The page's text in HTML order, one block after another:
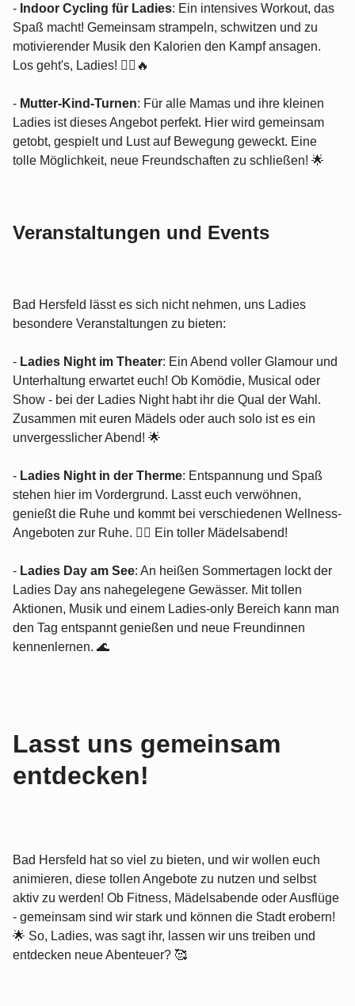
- Indoor Cycling für Ladies: Ein intensives Workout, das
Spaß macht! Gemeinsam strampeln, schwitzen und zu
motivierender Musik den Kalorien den Kampf ansagen.
Los geht's, Ladies! 🚴‍♀️🔥
- Mutter-Kind-Turnen: Für alle Mamas und ihre kleinen
Ladies ist dieses Angebot perfekt. Hier wird gemeinsam
getobt, gespielt und Lust auf Bewegung geweckt. Eine
tolle Möglichkeit, neue Freundschaften zu schließen! 🌟
Veranstaltungen und Events
Bad Hersfeld lässt es sich nicht nehmen, uns Ladies
besondere Veranstaltungen zu bieten:
- Ladies Night im Theater: Ein Abend voller Glamour und
Unterhaltung erwartet euch! Ob Komödie, Musical oder
Show - bei der Ladies Night habt ihr die Qual der Wahl.
Zusammen mit euren Mädels oder auch solo ist es ein
unvergesslicher Abend! 🌟
- Ladies Night in der Therme: Entspannung und Spaß
stehen hier im Vordergrund. Lasst euch verwöhnen,
genießt die Ruhe und kommt bei verschiedenen Wellness-
Angeboten zur Ruhe. 💆‍♀️ Ein toller Mädelsabend!
- Ladies Day am See: An heißen Sommertagen lockt der
Ladies Day ans nahegelegene Gewässer. Mit tollen
Aktionen, Musik und einem Ladies-only Bereich kann man
den Tag entspannt genießen und neue Freundinnen
kennenlernen. 🌊
Lasst uns gemeinsam
entdecken!
Bad Hersfeld hat so viel zu bieten, und wir wollen euch
animieren, diese tollen Angebote zu nutzen und selbst
aktiv zu werden! Ob Fitness, Mädelsabende oder Ausflüge
- gemeinsam sind wir stark und können die Stadt erobern!
🌟 So, Ladies, was sagt ihr, lassen wir uns treiben und
entdecken neue Abenteuer? 🥰